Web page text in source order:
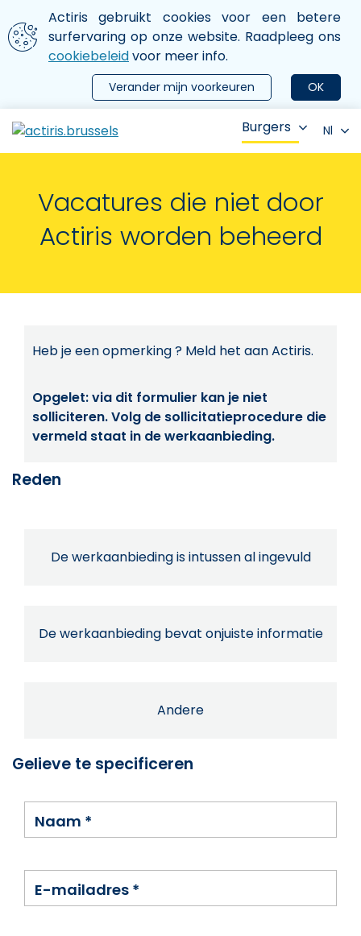
Aller au contenu principal
We gebruiken cookies
Actiris gebruikt cookies voor een betere
surfervaring op onze website. Raadpleeg ons
cookiebeleidvoor meer info.
OK
Verander mijn voorkeuren
le menu
Burgers Nl
Vacatures die niet door
Actiris worden beheerd
Heb je een opmerking ? Meld het aan Actiris.
Opgelet: via dit formulier kan je niet
solliciteren. Volg de sollicitatieprocedure die
vermeld staat in de werkaanbieding.
Reden
De werkaanbieding is intussen al ingevuld
De werkaanbieding bevat onjuiste informatie
Andere
Gelieve te specificeren
Naam *
E-mailadres *